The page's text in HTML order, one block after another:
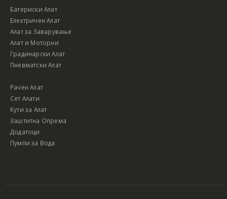
Батериски Алат
Електричен Алат
Алат за Заварување
Алат и Моторни
Градинарски Алат
Пневматски Алат
Рачен Алат
Сет Алати
Кути за Алат
Заштитна Опрема
Додатоци
Пумпи за Вода